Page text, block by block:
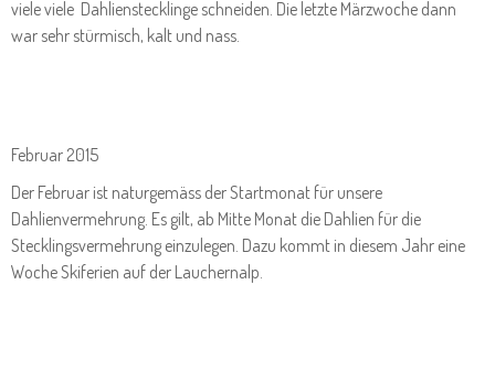
viele viele Dahlienstecklinge schneiden. Die letzte Märzwoche dann
war sehr stürmisch, kalt und nass.
Februar 2015
Der Februar ist naturgemäss der Startmonat für unsere
Dahlienvermehrung. Es gilt, ab Mitte Monat die Dahlien für die
Stecklingsvermehrung einzulegen. Dazu kommt in diesem Jahr eine
Woche Skiferien auf der Lauchernalp.